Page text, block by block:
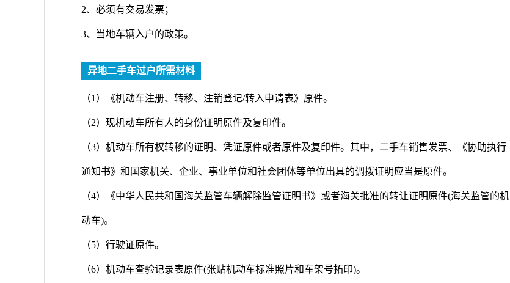
2、必须有交易发票；
3、当地车辆入户的政策。
异地二手车过户所需材料
（1）《机动车注册、转移、注销登记/转入申请表》原件。
（2）现机动车所有人的身份证明原件及复印件。
（3）机动车所有权转移的证明、凭证原件或者原件及复印件。其中，二手车销售发票、《协助执行
通知书》和国家机关、企业、事业单位和社会团体等单位出具的调拨证明应当是原件。
（4）《中华人民共和国海关监管车辆解除监管证明书》或者海关批准的转让证明原件(海关监管的机
动车)。
（5）行驶证原件。
（6）机动车查验记录表原件(张贴机动车标准照片和车架号拓印)。